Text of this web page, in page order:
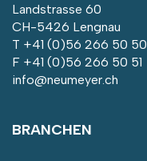
Landstrasse 60
CH-5426 Lengnau
T +41 (0)56 266 50 50
F +41 (0)56 266 50 51
info@neumeyer.ch
BRANCHEN